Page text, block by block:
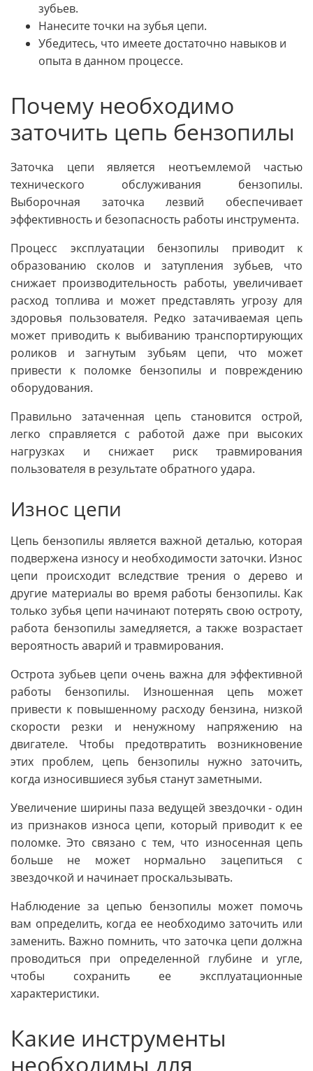
зубьев.
Нанесите точки на зубья цепи.
Убедитесь, что имеете достаточно навыков и
опыта в данном процессе.
Почему необходимо
заточить цепь бензопилы
Заточка цепи является неотъемлемой частью
технического обслуживания бензопилы.
Выборочная заточка лезвий обеспечивает
эффективность и безопасность работы инструмента.
Процесс эксплуатации бензопилы приводит к
образованию сколов и затупления зубьев, что
снижает производительность работы, увеличивает
расход топлива и может представлять угрозу для
здоровья пользователя. Редко затачиваемая цепь
может приводить к выбиванию транспортирующих
роликов и загнутым зубьям цепи, что может
привести к поломке бензопилы и повреждению
оборудования.
Правильно затаченная цепь становится острой,
легко справляется с работой даже при высоких
нагрузках и снижает риск травмирования
пользователя в результате обратного удара.
Износ цепи
Цепь бензопилы является важной деталью, которая
подвержена износу и необходимости заточки. Износ
цепи происходит вследствие трения о дерево и
другие материалы во время работы бензопилы. Как
только зубья цепи начинают потерять свою остроту,
работа бензопилы замедляется, а также возрастает
вероятность аварий и травмирования.
Острота зубьев цепи очень важна для эффективной
работы бензопилы. Изношенная цепь может
привести к повышенному расходу бензина, низкой
скорости резки и ненужному напряжению на
двигателе. Чтобы предотвратить возникновение
этих проблем, цепь бензопилы нужно заточить,
когда износившиеся зубья станут заметными.
Увеличение ширины паза ведущей звездочки - один
из признаков износа цепи, который приводит к ее
поломке. Это связано с тем, что износенная цепь
больше не может нормально зацепиться с
звездочкой и начинает проскальзывать.
Наблюдение за цепью бензопилы может помочь
вам определить, когда ее необходимо заточить или
заменить. Важно помнить, что заточка цепи должна
проводиться при определенной глубине и угле,
чтобы сохранить ее эксплуатационные
характеристики.
Какие инструменты
необходимы для